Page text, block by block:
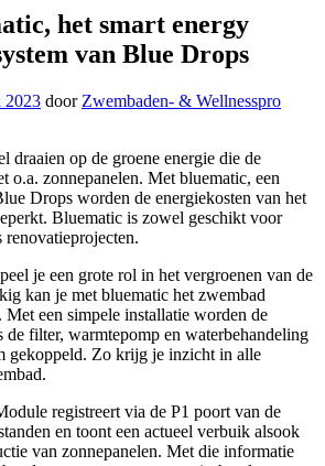
het smart energy
van Blue Drops
2023 door Zwembaden- & Wellnesspro
draaien op de groene energie die de
o.a. zonnepanelen. Met bluematic, een
Drops worden de energiekosten van het
Bluematic is zowel geschikt voor
je een grote rol in het vergroenen van de
kan je met bluematic het zwembad
een simpele installatie worden de
de filter, warmtepomp en waterbehandeling
gekoppeld. Zo krijg je inzicht in alle
registreert via de P1 poort van de
en toont een actueel verbuik alsook
van zonnepanelen. Met die informatie